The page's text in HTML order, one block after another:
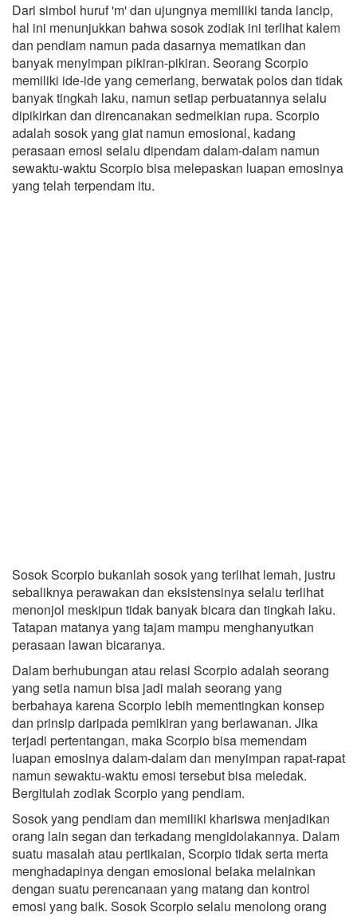
Dari simbol huruf 'm' dan ujungnya memiliki tanda lancip,
hal ini menunjukkan bahwa sosok zodiak ini terlihat kalem
dan pendiam namun pada dasarnya mematikan dan
banyak menyimpan pikiran-pikiran. Seorang Scorpio
memiliki ide-ide yang cemerlang, berwatak polos dan tidak
banyak tingkah laku, namun setiap perbuatannya selalu
dipikirkan dan direncanakan sedmeikian rupa. Scorpio
adalah sosok yang giat namun emosional, kadang
perasaan emosi selalu dipendam dalam-dalam namun
sewaktu-waktu Scorpio bisa melepaskan luapan emosinya
yang telah terpendam itu.
Sosok Scorpio bukanlah sosok yang terlihat lemah, justru
sebaliknya perawakan dan eksistensinya selalu terlihat
menonjol meskipun tidak banyak bicara dan tingkah laku.
Tatapan matanya yang tajam mampu menghanyutkan
perasaan lawan bicaranya.
Dalam berhubungan atau relasi Scorpio adalah seorang
yang setia namun bisa jadi malah seorang yang
berbahaya karena Scorpio lebih mementingkan konsep
dan prinsip daripada pemikiran yang berlawanan. Jika
terjadi pertentangan, maka Scorpio bisa memendam
luapan emosinya dalam-dalam dan menyimpan rapat-rapat
namun sewaktu-waktu emosi tersebut bisa meledak.
Bergitulah zodiak Scorpio yang pendiam.
Sosok yang pendiam dan memiliki khariswa menjadikan
orang lain segan dan terkadang mengidolakannya. Dalam
suatu masalah atau pertikaian, Scorpio tidak serta merta
menghadapinya dengan emosional belaka melainkan
dengan suatu perencanaan yang matang dan kontrol
emosi yang baik. Sosok Scorpio selalu menolong orang